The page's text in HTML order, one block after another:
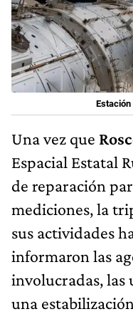
Estación
Una vez que
Espacial Estatal
de reparación
mediciones, la
sus actividades
informaron las
involucradas, las
una